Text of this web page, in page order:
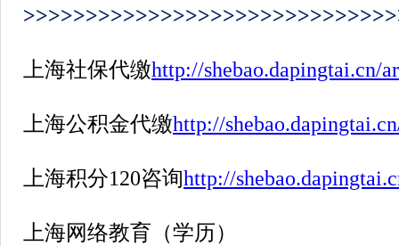
上海社保代缴http://shebao.dapingtai.cn/
上海公积金代缴http://
上海积分120咨询http://
上海网络教育（学历）